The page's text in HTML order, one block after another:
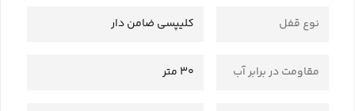
نوع قفل کلیپسی ضامن دار
مقاومت در برابر آب 30 متر